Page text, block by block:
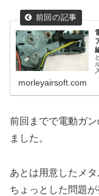
morleyairsoft.com
前回までで電動ガ
ました。
あとは用意したメ
ちょっとした問題が